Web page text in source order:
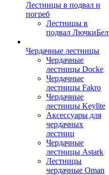
Лестницы в подвал и
погреб
Лестницы в
подвал ЛючкиБел
Чердачные лестницы
Чердачные
лестницы Docke
Чердачные
лестницы Fakro
Чердачные
лестницы Keylite
Аксессуары для
чердачных
лестниц
Чердачные
лестницы Astark
Лестницы
чердачные Oman